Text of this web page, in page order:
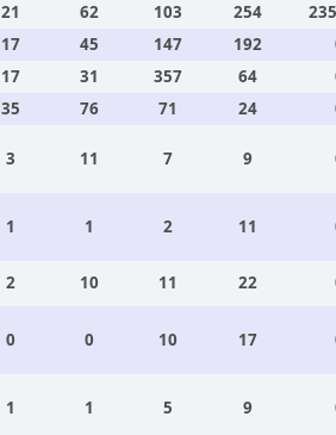
21 62 103 254
17 45 147 192
17 31 357 64
35 76 71 24
3 11 7 9
1 1 2 11
2 10 11 22
0 0 10 17
1 1 5 9